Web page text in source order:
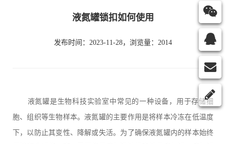
液氮罐锁扣如何使用
发布时间：2023-11-28，浏览量：2014
液氮罐是生物科技实验室中常见的一种设备，用于存储细
胞、组织等生物样本。液氮罐的主要作用是将样本冷冻在低温度
下，以防止其变性、降解或失活。为了确保液氮罐内的样本始终